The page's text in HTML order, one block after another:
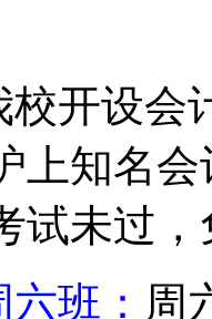
校开设会
上知名
试未过，
六班： 周